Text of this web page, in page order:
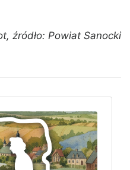
źródło: Powiat Sanocki